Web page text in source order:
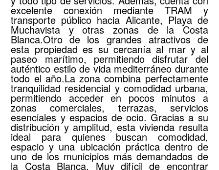
excelente conexión mediante TRAM y
transporte público hacia Alicante, Playa de
Muchavista y otras zonas de la Costa
Blanca.Otro de los grandes atractivos de
esta propiedad es su cercanía al mar y al
paseo marítimo, permitiendo disfrutar del
auténtico estilo de vida mediterráneo durante
todo el año.La zona combina perfectamente
tranquilidad residencial y comodidad urbana,
permitiendo acceder en pocos minutos a
zonas comerciales, terrazas, servicios
esenciales y espacios de ocio. Gracias a su
distribución y amplitud, esta vivienda resulta
ideal para quienes buscan comodidad,
espacio y una ubicación práctica dentro de
uno de los municipios más demandados de
la Costa Blanca. Muy difícil de encontrar